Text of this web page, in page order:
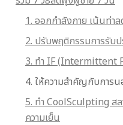
1. ออกกำลังกาย เน้นท่า
2. ปรับพฤติกรรมการรับป
3. ทำ IF (Intermittent
4. ให้ความสำคัญกับการ
5. ทำ CoolSculpting ส
ความเย็น